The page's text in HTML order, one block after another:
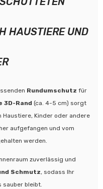
HAUSTIERE UND
Rundumschutz für
3D-Rand (ca. 4-5 cm) sorgt
Haustiere, Kinder oder andere
aufgefangen und vom
werden.
zuverlässig und
Schmutz, sodass Ihr
sauber bleibt.